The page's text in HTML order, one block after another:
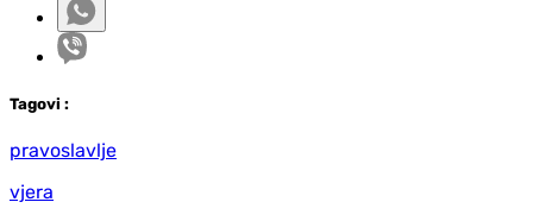
Tagovi :
pravoslavlje
vjera